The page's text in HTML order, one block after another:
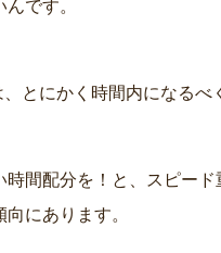
です。
、とにかく時間内になるべ
時間配分を！と、スピード
にあります。